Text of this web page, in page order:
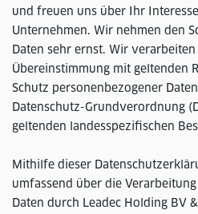
und freuen uns über Ihr
Unternehmen. Wir nehmen den
Daten sehr ernst. Wir
Übereinstimmung mit geltenden
Schutz personenbezogener
Datenschutz-Grundverordnung
geltenden landesspezifischen
Mithilfe dieser
umfassend über die
Daten durch Leadec Holding BV